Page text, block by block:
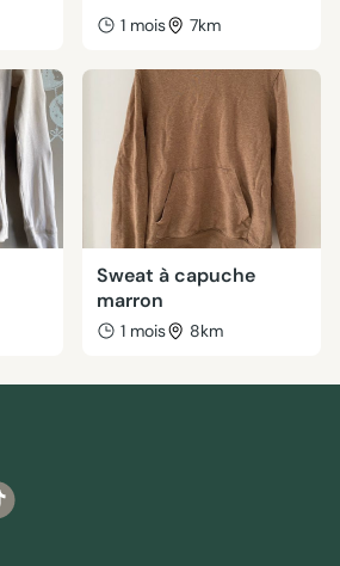
1 mois 7km
Sweat à capuche
marron
1 mois 8km